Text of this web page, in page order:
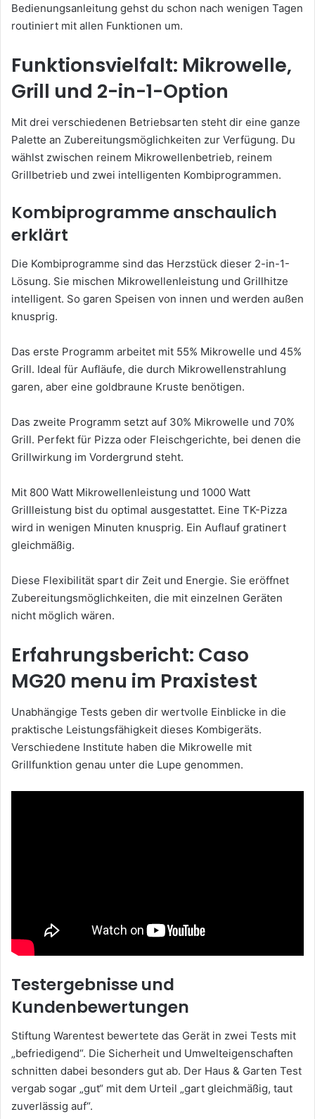
Bedienungsanleitung gehst du schon nach wenigen Tagen
routiniert mit allen Funktionen um.
Funktionsvielfalt: Mikrowelle,
Grill und 2-in-1-Option
Mit drei verschiedenen Betriebsarten steht dir eine ganze
Palette an Zubereitungsmöglichkeiten zur Verfügung. Du
wählst zwischen reinem Mikrowellenbetrieb, reinem
Grillbetrieb und zwei intelligenten Kombiprogrammen.
Kombiprogramme anschaulich
erklärt
Die Kombiprogramme sind das Herzstück dieser 2-in-1-
Lösung. Sie mischen Mikrowellenleistung und Grillhitze
intelligent. So garen Speisen von innen und werden außen
knusprig.
Das erste Programm arbeitet mit 55% Mikrowelle und 45%
Grill. Ideal für Aufläufe, die durch Mikrowellenstrahlung
garen, aber eine goldbraune Kruste benötigen.
Das zweite Programm setzt auf 30% Mikrowelle und 70%
Grill. Perfekt für Pizza oder Fleischgerichte, bei denen die
Grillwirkung im Vordergrund steht.
Mit 800 Watt Mikrowellenleistung und 1000 Watt
Grillleistung bist du optimal ausgestattet. Eine TK-Pizza
wird in wenigen Minuten knusprig. Ein Auflauf gratinert
gleichmäßig.
Diese Flexibilität spart dir Zeit und Energie. Sie eröffnet
Zubereitungsmöglichkeiten, die mit einzelnen Geräten
nicht möglich wären.
Erfahrungsbericht: Caso
MG20 menu im Praxistest
Unabhängige Tests geben dir wertvolle Einblicke in die
praktische Leistungsfähigkeit dieses Kombigeräts.
Verschiedene Institute haben die Mikrowelle mit
Grillfunktion genau unter die Lupe genommen.
Testergebnisse und
Kundenbewertungen
Stiftung Warentest bewertete das Gerät in zwei Tests mit
„befriedigend“. Die Sicherheit und Umwelteigenschaften
schnitten dabei besonders gut ab. Der Haus & Garten Test
vergab sogar „gut“ mit dem Urteil „gart gleichmäßig, taut
zuverlässig auf“.